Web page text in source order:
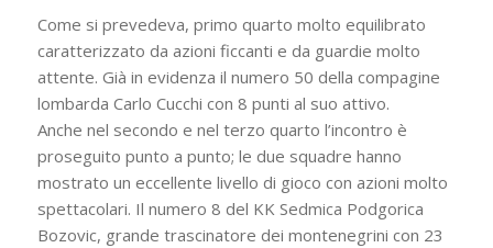
Come si prevedeva, primo quarto molto equilibrato
caratterizzato da azioni ficcanti e da guardie molto
attente. Già in evidenza il numero 50 della compagine
lombarda Carlo Cucchi con 8 punti al suo attivo.
Anche nel secondo e nel terzo quarto l’incontro è
proseguito punto a punto; le due squadre hanno
mostrato un eccellente livello di gioco con azioni molto
spettacolari. Il numero 8 del KK Sedmica Podgorica
Bozovic, grande trascinatore dei montenegrini con 23